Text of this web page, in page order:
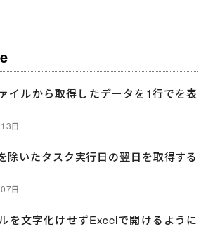
イルから取得したデータを1行でを表
日
除いたタスク実行日の翌日を取得する
日
を文字化けせずExcelで開けるように